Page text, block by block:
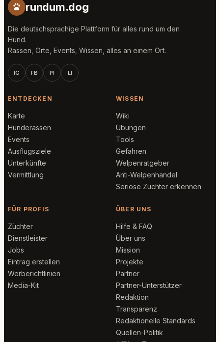
rundum.dog
Die deutschsprachige Plattform für alles rund um den
Hund.
Rassen, Orte, Events, Wissen, alles an einem Ort.
IG FB PI LI
ENTDECKEN
Karte
Hunderassen
Events
Ausflugsziele
Unterkünfte
Vermittlung
WISSEN
Wiki
Übungen
Tools
Gefahren
Welpenratgeber
Anti-Welpenhandel
Seriöse Züchter erkennen
FÜR PROFIS
Züchter
Dienstleister
Jobs
Eintrag erstellen
Werberichtlinien
Media-Kit
ÜBER UNS
Hilfe & FAQ
Über uns
Mission
Projekte
Partner
Partner-Unterstützer
Redaktion
Transparenz
Redaktionelle Standards
Quellen-Politik